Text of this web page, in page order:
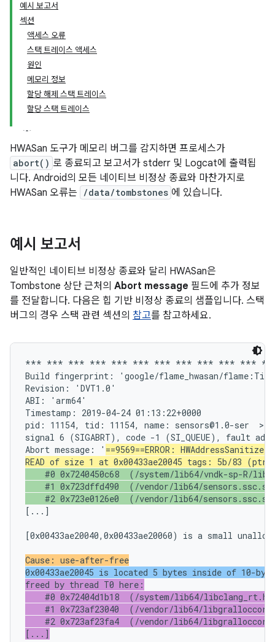
예시 보고서
섹션
액세스 오류
스택 트레이스 액세스
원인
메모리 정보
할당 해제 스택 트레이스
할당 스택 트레이스
HWASan 도구가 메모리 버그를 감지하면 프로세스가
abort() 로 종료되고 보고서가 stderr 및 Logcat에 출력됩
니다. Android의 모든 네이티브 비정상 종료와 마찬가지로
HWASan 오류는
/data/tombstones 에 있습니다.
예시 보고서
일반적인 네이티브 비정상 종료와 달리 HWASan은
Tombstone 상단 근처의 Abort message 필드에 추가 정보
를 전달합니다. 다음은 힙 기반 비정상 종료의 샘플입니다. 스택
버그의 경우 스택 관련 섹션의 참고를 참고하세요.
*** *** *** *** *** *** *** *** *** *** ***
Build fingerprint: 'google/flame_hwasan/
Revision: 'DVT1.0'
ABI: 'arm64'
Timestamp: 2019-04-24 01:13:22+0000
pid: 11154, tid: 11154, name: sensors@1.0-ser
signal 6 (SIGABRT), code -1 (SI_QUEUE), fault
Abort message: ' ==9569==ERROR:
READ of size 1 at 0x00433ae20045 tags: 5b/83
#0 0x7240450c68  (/system/lib64/vndk-sp-R/
#1 0x723dffd490  (/vendor/lib64/
#2 0x723e0126e0  (/vendor/lib64/
[...]
[0x00433ae20040,0x00433ae20060) is a small
Cause: use-after-free
0x00433ae20045 is located 5 bytes inside of 10-byte
freed by thread T0 here:
#0 0x72404d1b18  (/system/lib64/
#1 0x723af23040  (/vendor/lib64/
#2 0x723af23fa4  (/vendor/lib64/
[...]